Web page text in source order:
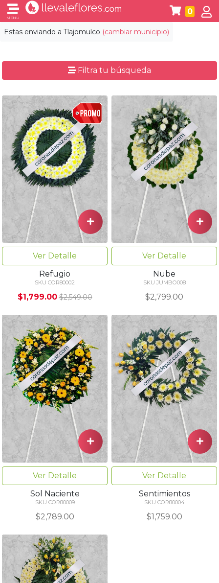
Estas enviando a Tlajomulco (cambiar municipio)
MENÚ
0
Filtra tu búsqueda
Ver Detalle
Refugio
SKU COR80002
$1,799.00 $2,549.00
Ver Detalle
Nube
SKU JUMBO008
$2,799.00
Ver Detalle
Sol Naciente
SKU COR80009
$2,789.00
Ver Detalle
Sentimientos
SKU COR80004
$1,759.00